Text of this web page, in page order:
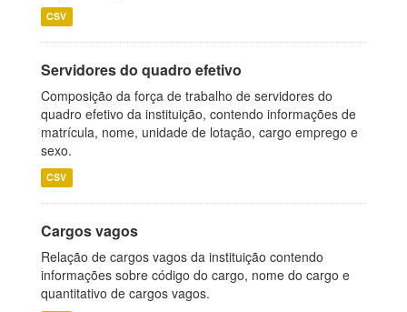
CSV
Servidores do quadro efetivo
Composição da força de trabalho de servidores do
quadro efetivo da instituição, contendo informações de
matrícula, nome, unidade de lotação, cargo emprego e
sexo.
CSV
Cargos vagos
Relação de cargos vagos da instituição contendo
informações sobre código do cargo, nome do cargo e
quantitativo de cargos vagos.